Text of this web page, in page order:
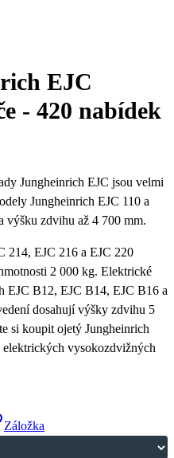
EJC
- 420 nabídek
Jungheinrich EJC jsou velmi
Jungheinrich EJC 110 a
výšku zdvihu až 4 700 mm.
214, EJC 216 a EJC 220
2 000 kg. Elektrické
EJC B12, EJC B14, EJC B16 a
dosahují výšky zdvihu 5
si koupit ojetý Jungheinrich
vysokozdvižných
Záložka